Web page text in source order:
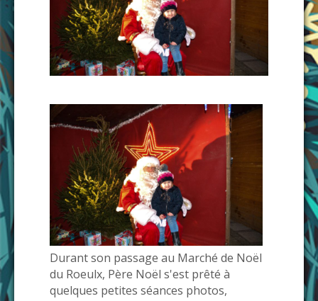
Durant son passage au Marché de Noël
du Roeulx, Père Noël s'est prêté à
quelques petites séances photos,